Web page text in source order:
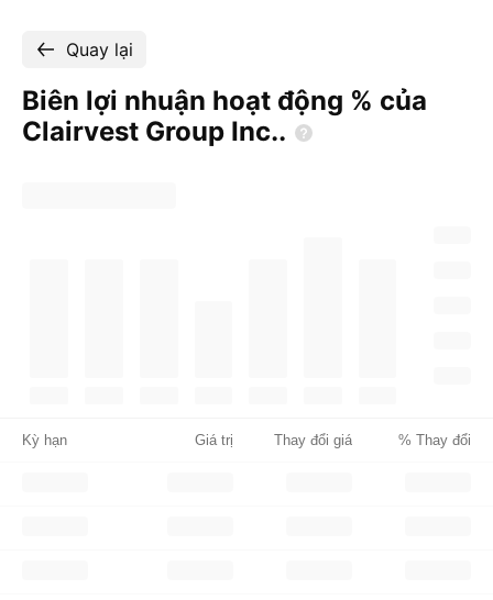
Quay lại
Biên lợi nhuận hoạt động % của
Clairvest Group Inc..
Kỳ hạn Giá trị Thay đổi giá % Thay đổi